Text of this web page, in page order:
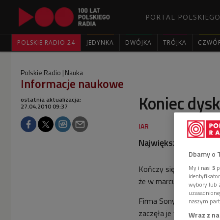
PORTAL
POLSKIE RADIO 24 JEDYNKA DWÓJKA TRÓJKA
Polskie Radio Nauka
Informacje naukowe
Koniec
ostatnia aktualizacja:
27.04.2010 09:37
Największy
Kończy się era
że w marcu przyszłego
Firma Sony, będąca
zaczęła je wycofywać z
Dbamy o
My i nasi 5
wybory lub
naszym
Wraz z